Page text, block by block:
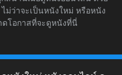
ม่ว่าจะเป็นหนังใหม่ หรือหนัง
โอกาสที่จะดูหนังที่นี่